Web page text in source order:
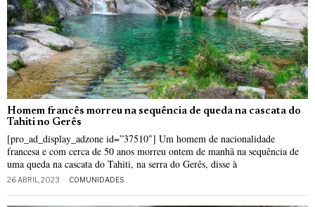
Homem francês morreu na sequência de queda na cascata do
Tahiti no Gerês
[pro_ad_display_adzone id=”37510″] Um homem de nacionalidade
francesa e com cerca de 50 anos morreu ontem de manhã na sequência de
uma queda na cascata do Tahiti, na serra do Gerês, disse à
26 ABRIL, 2023 COMUNIDADES